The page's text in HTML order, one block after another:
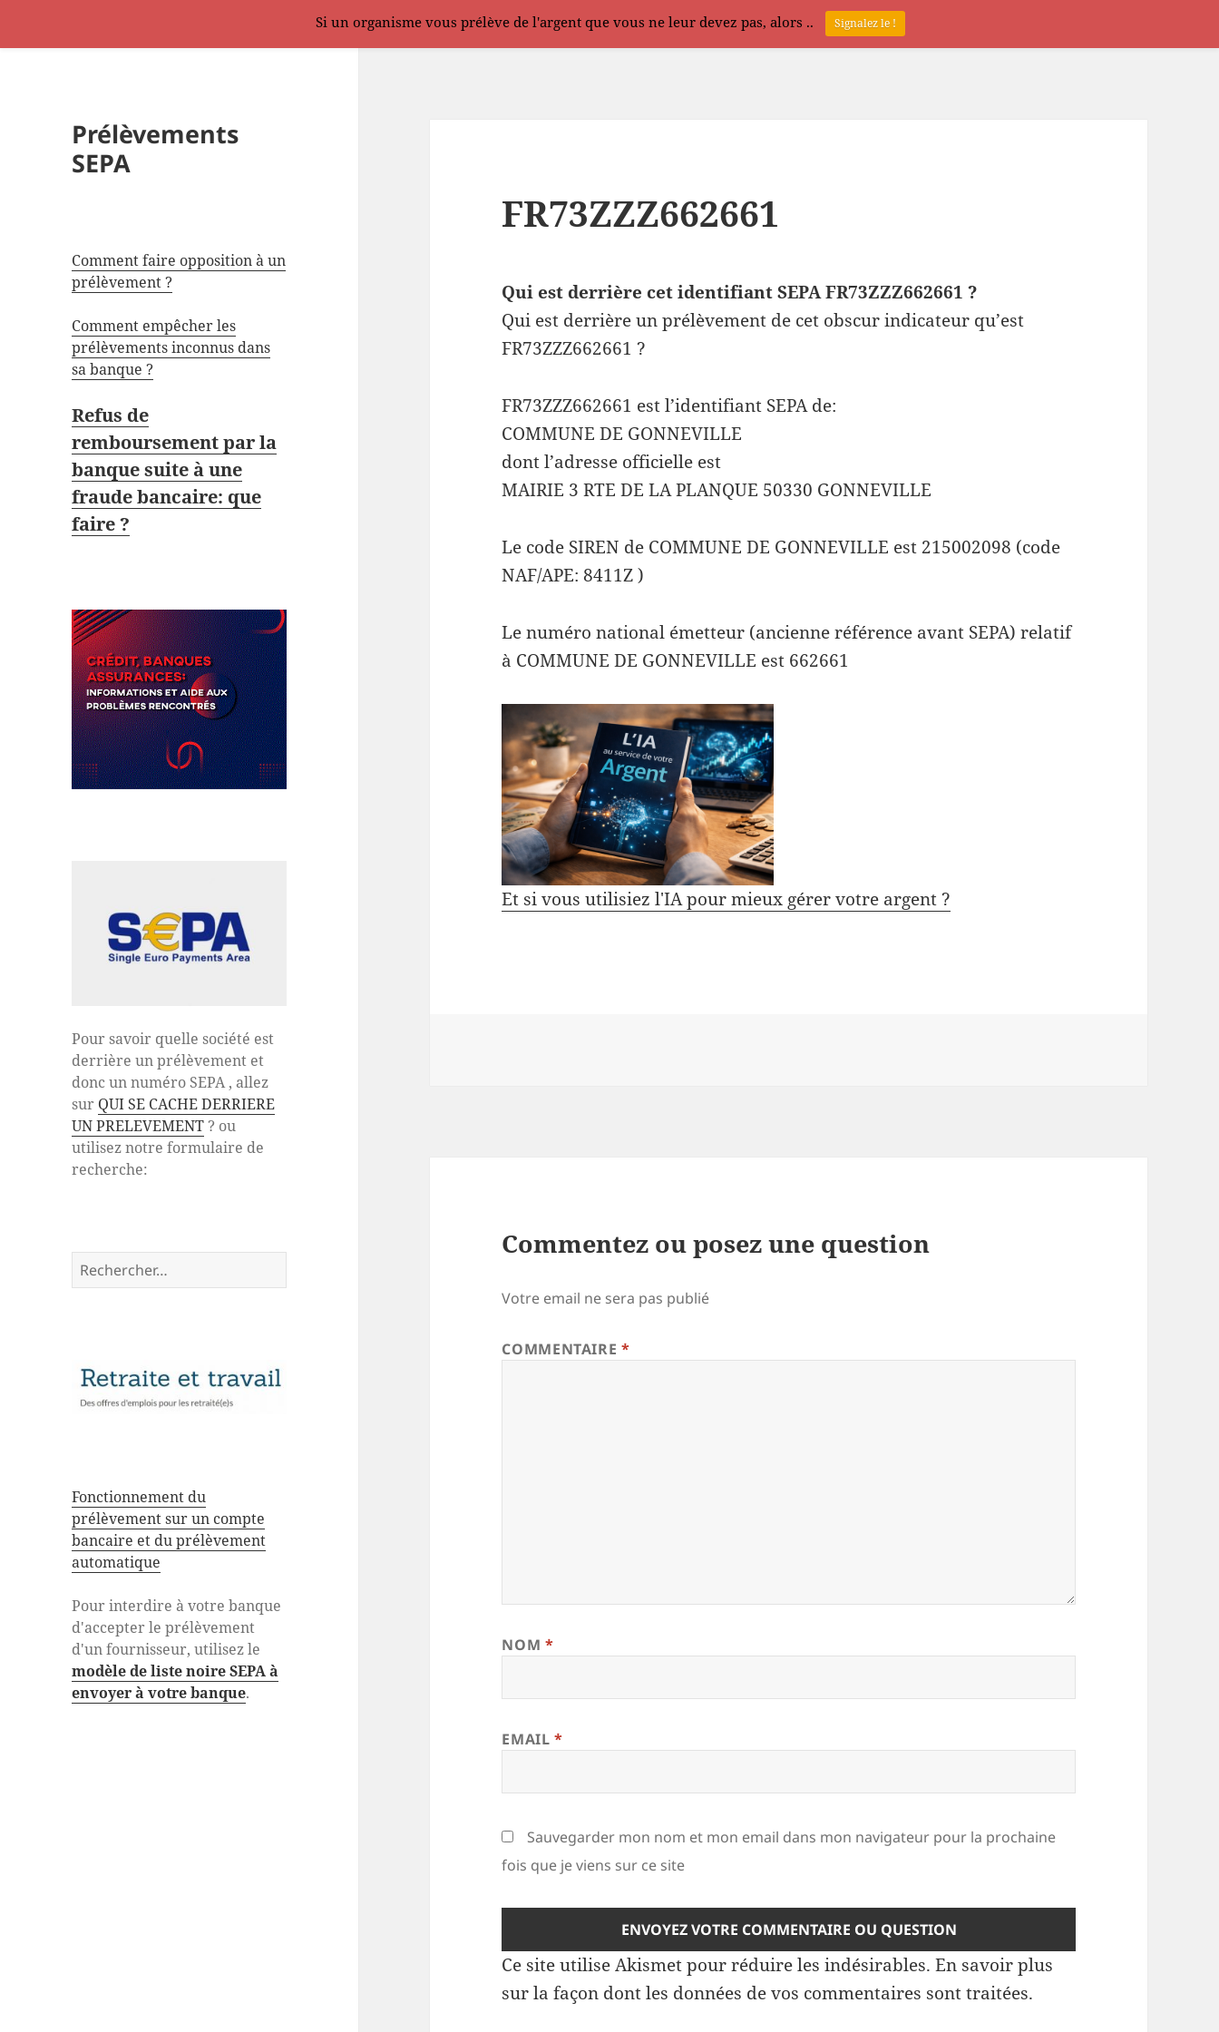
Prélèvements
SEPA
Comment faire opposition à un
prélèvement ?
Comment empêcher les
prélèvements inconnus dans
sa banque ?
Refus de
remboursement par la
banque suite à une
fraude bancaire: que
faire ?
Pour savoir quelle société est
derrière un prélèvement et
donc un numéro SEPA , allez
sur QUI SE CACHE DERRIERE
UN PRELEVEMENT? ou
utilisez notre formulaire de
recherche:
Rechercher :
Fonctionnement du
prélèvement sur un compte
bancaire et du prélèvement
automatique
Pour interdire à votre banque
d'accepter le prélèvement
d'un fournisseur, utilisez le
modèle de liste noire SEPA à
envoyer à votre banque.
FR73ZZZ662661
Qui est derrière cet identifiant SEPA FR73ZZZ662661 ?
Qui est derrière un prélèvement de cet obscur indicateur qu’est
FR73ZZZ662661 ?
FR73ZZZ662661 est l’identifiant SEPA de:
COMMUNE DE GONNEVILLE
dont l’adresse officielle est
MAIRIE 3 RTE DE LA PLANQUE 50330 GONNEVILLE
Le code SIREN de COMMUNE DE GONNEVILLE est 215002098 (code
NAF/APE: 8411Z )
Le numéro national émetteur (ancienne référence avant SEPA) relatif
à COMMUNE DE GONNEVILLE est 662661
Et si vous utilisiez l'IA pour mieux gérer votre argent ?
Commentez ou posez une question
Votre email ne sera pas publié
COMMENTAIRE*
NOM *
EMAIL*
Sauvegarder mon nom et mon email dans mon navigateur pour la prochaine
fois que je viens sur ce site
Ce site utilise Akismet pour réduire les indésirables.En savoir plus
sur la façon dont les données de vos commentaires sont traitées.
Si un organisme vous prélève de l'argent que vous ne leur devez pas, alors .. Signalez le !